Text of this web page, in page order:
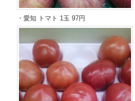
・愛知 トマト 1玉 97円